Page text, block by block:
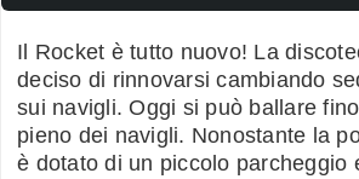
Il Rocket è tutto nuovo! La
deciso di rinnovarsi cambiando
sui navigli. Oggi si può ballare
pieno dei navigli. Nonostante la
è dotato di un piccolo parcheggio